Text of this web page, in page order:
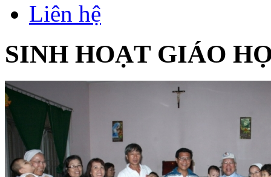
Liên hệ
SINH HOẠT GIÁO